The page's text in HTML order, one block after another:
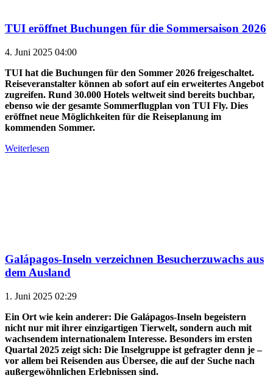
TUI eröffnet Buchungen für die Sommersaison 2026
4. Juni 2025 04:00
TUI hat die Buchungen für den Sommer 2026 freigeschaltet.
Reiseveranstalter können ab sofort auf ein erweitertes Angebot
zugreifen. Rund 30.000 Hotels weltweit sind bereits buchbar,
ebenso wie der gesamte Sommerflugplan von TUI Fly. Dies
eröffnet neue Möglichkeiten für die Reiseplanung im
kommenden Sommer.
Weiterlesen
Galápagos-Inseln verzeichnen Besucherzuwachs aus
dem Ausland
1. Juni 2025 02:29
Ein Ort wie kein anderer: Die Galápagos-Inseln begeistern
nicht nur mit ihrer einzigartigen Tierwelt, sondern auch mit
wachsendem internationalem Interesse. Besonders im ersten
Quartal 2025 zeigt sich: Die Inselgruppe ist gefragter denn je –
vor allem bei Reisenden aus Übersee, die auf der Suche nach
außergewöhnlichen Erlebnissen sind.